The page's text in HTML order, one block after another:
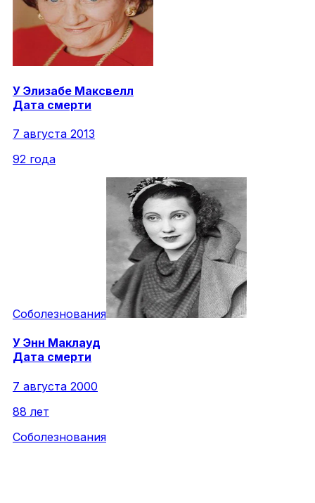
У Элизабе Максвелл
Дата смерти
7 августа 2013
92 года
Соболезнования
У Энн Маклауд
Дата смерти
7 августа 2000
88 лет
Соболезнования